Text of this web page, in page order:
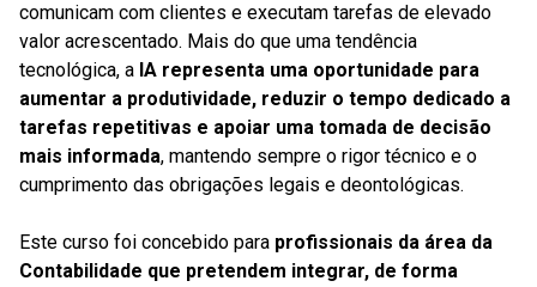
comunicam com clientes e executam tarefas de elevado
valor acrescentado. Mais do que uma tendência
tecnológica, a IA representa uma oportunidade para
aumentar a produtividade, reduzir o tempo dedicado a
tarefas repetitivas e apoiar uma tomada de decisão
mais informada, mantendo sempre o rigor técnico e o
cumprimento das obrigações legais e deontológicas.
Este curso foi concebido para profissionais da área da
Contabilidade que pretendem integrar, de forma